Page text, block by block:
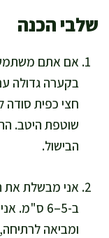
שלבי הכנה
אם אתם
חצי כפית
שוטפת היטב.
הבישול.
אני מבשלת את
ב-5–6